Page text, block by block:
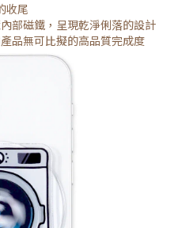
收尾
部磁鐵，呈現乾淨俐落的設計
品無可比擬的高品質完成度